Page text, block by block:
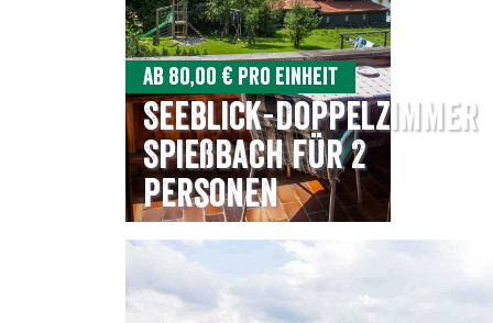
Ab 80,00 € pro Einheit
Seeblick-Doppelzimmer
Spießbach für 2
Personen